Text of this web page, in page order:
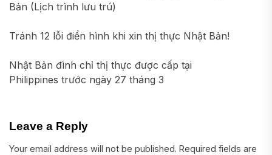
Bản (Lịch trình lưu trú)
Tránh 12 lỗi điển hình khi xin thị thực Nhật Bản!
Nhật Bản đình chỉ thị thực được cấp tại
Philippines trước ngày 27 tháng 3
Leave a Reply
Your email address will not be published. Required fields are